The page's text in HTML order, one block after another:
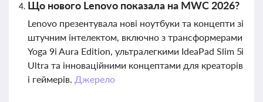
Що нового Lenovo показала на MWC 2026?
Lenovo презентувала нові ноутбуки та концепти зі
штучним інтелектом, включно з трансформерами
Yoga 9i Aura Edition, ультралегкими IdeaPad Slim 5i
Ultra та інноваційними концептами для креаторів
і геймерів. Джерело